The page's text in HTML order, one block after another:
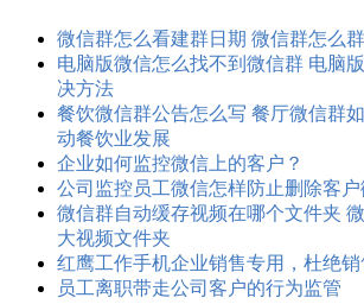
微信群怎么看建群日期 微信群怎么
电脑版微信怎么找不到微信群 电脑
决方法
餐饮微信群公告怎么写 餐厅微信群
动餐饮业发展
企业如何监控微信上的客户？
公司监控员工​微信怎样防止删除客
微信群自动缓存视频在哪个文件夹
大视频文件夹
红鹰工作手机企业销售专用，杜绝
员工离职带走公司客户的行为监管